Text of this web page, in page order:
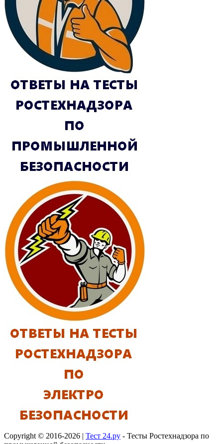
Copyright © 2016-2026 | Тест 24.ру - Тесты Ростехнадзора по